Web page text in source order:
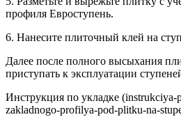
профиля Евроступень.
6. Нанесите плиточный клей на
Далее после полного высыхания
приступать к эксплуатации
Инструкция по укладке
zakladnogo-profilya-pod-plitku-na-